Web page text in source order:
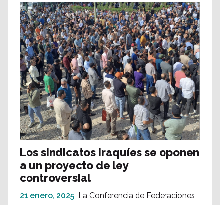
Los sindicatos iraquíes se oponen
a un proyecto de ley
controversial
21 enero, 2025 La Conferencia de Federaciones